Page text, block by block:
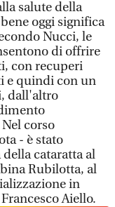
salute della
oggi significa
Nucci, le
di offrire
con recuperi
e quindi con un
dall'altro
corso
- è stato
cataratta al
Rubilotta, al
in
Aiello.